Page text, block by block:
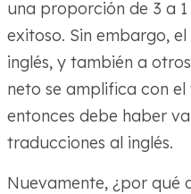
una proporción de 3 a
exitoso. Sin embargo,
inglés, y también a
neto se amplifica con
entonces debe haber
traducciones al inglés.
Nuevamente, ¿por qué